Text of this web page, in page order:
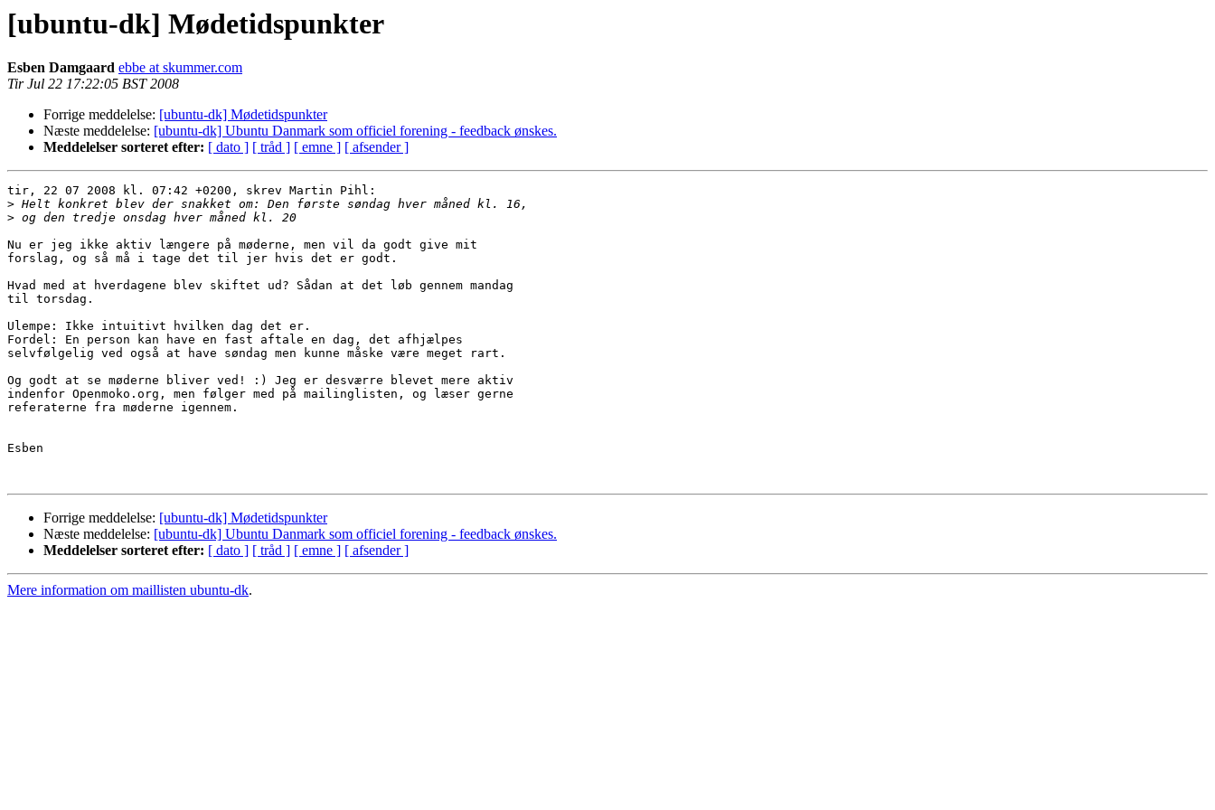
[ubuntu-dk] Mødetidspunkter
Esben Damgaard ebbe at skummer.com
Tir Jul 22 17:22:05 BST 2008
Forrige meddelelse: [ubuntu-dk] Mødetidspunkter
Næste meddelelse: [ubuntu-dk] Ubuntu Danmark som officiel forening - feedback ønskes.
Meddelelser sorteret efter: [ dato ] [ tråd ] [ emne ] [ afsender ]
tir, 22 07 2008 kl. 07:42 +0200, skrev Martin Pihl:
>
>
Nu er jeg ikke aktiv længere på møderne, men vil da godt give mit
forslag, og så må i tage det til jer hvis det er godt.
Hvad med at hverdagene blev skiftet ud? Sådan at det løb gennem mandag
til torsdag.
Ulempe: Ikke intuitivt hvilken dag det er.
Fordel: En person kan have en fast aftale en dag, det afhjælpes
selvfølgelig ved også at have søndag men kunne måske være meget rart.
Og godt at se møderne bliver ved! :) Jeg er desværre blevet mere aktiv
indenfor Openmoko.org, men følger med på mailinglisten, og læser gerne
referaterne fra møderne igennem.
Esben
Forrige meddelelse: [ubuntu-dk] Mødetidspunkter
Næste meddelelse: [ubuntu-dk] Ubuntu Danmark som officiel forening - feedback ønskes.
Meddelelser sorteret efter: [ dato ] [ tråd ] [ emne ] [ afsender ]
Mere information om maillisten ubuntu-dk.